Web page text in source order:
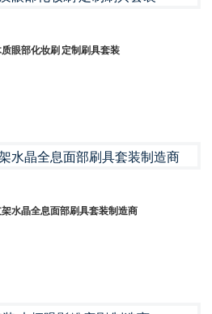
眼部化妆刷 定制刷具套装
水晶全息面部刷具套装制造商